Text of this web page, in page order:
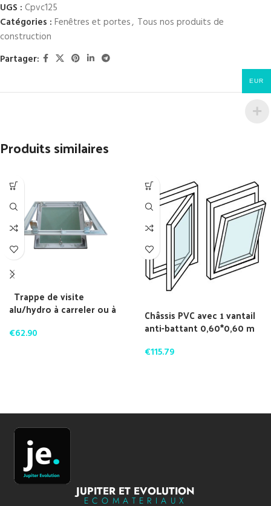
UGS : Cpvc125
Catégories : Fenêtres et portes, Tous nos produits de
construction
Partager:
Produits similaires
Trappe de visite
alu/hydro à carreler ou à
STANDERS 400×400
€62.90
Châssis PVC avec 1 vantail
anti-battant 0,60*0,60 m
€115.79
JUPITER ET EVOLUTION
ECOMATERIAUX
EUR